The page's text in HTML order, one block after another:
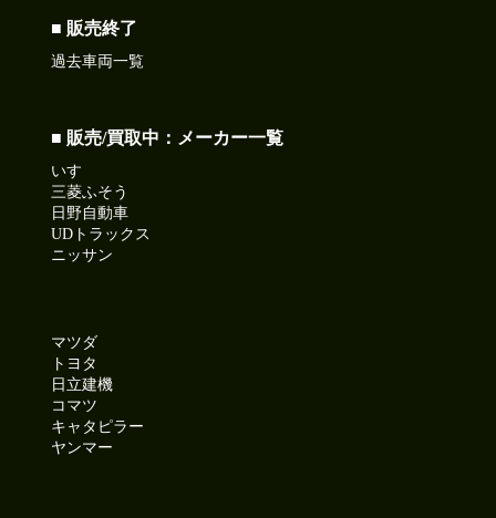
■ 販売終了
過去車両一覧
■ 販売/買取中：メーカー一覧
いすゞ
三菱ふそう
日野自動車
UDトラックス
ニッサン
マツダ
トヨタ
日立建機
コマツ
キャタピラー
ヤンマー